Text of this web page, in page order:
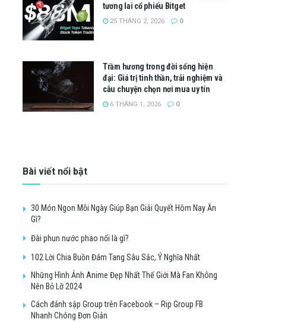
tương lai cổ phiếu Bitget
25 THÁNG 2, 2026 0
Trầm hương trong đời sống hiện
đại: Giá trị tinh thần, trải nghiệm và
câu chuyện chọn nơi mua uy tín
6 THÁNG 1, 2026 0
Bài viết nổi bật
30 Món Ngon Mỗi Ngày Giúp Bạn Giải Quyết Hôm Nay Ăn
Gì?
Đài phun nước phao nổi là gì?
102 Lời Chia Buồn Đám Tang Sâu Sắc, Ý Nghĩa Nhất
Những Hình Ảnh Anime Đẹp Nhất Thế Giới Mà Fan Không
Nên Bỏ Lỡ 2024
Cách đánh sập Group trên Facebook – Rip Group FB
Nhanh Chóng Đơn Giản